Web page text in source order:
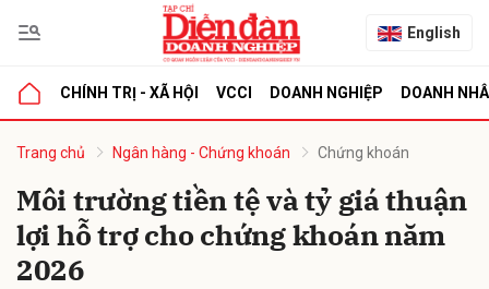
English
CHÍNH TRỊ - XÃ HỘI VCCI DOANH NGHIỆP DOANH
Trang chủ Ngân hàng - Chứng khoán Chứng khoán
Môi trường tiền tệ và tỷ giá thuận
lợi hỗ trợ cho chứng khoán năm
2026
luận